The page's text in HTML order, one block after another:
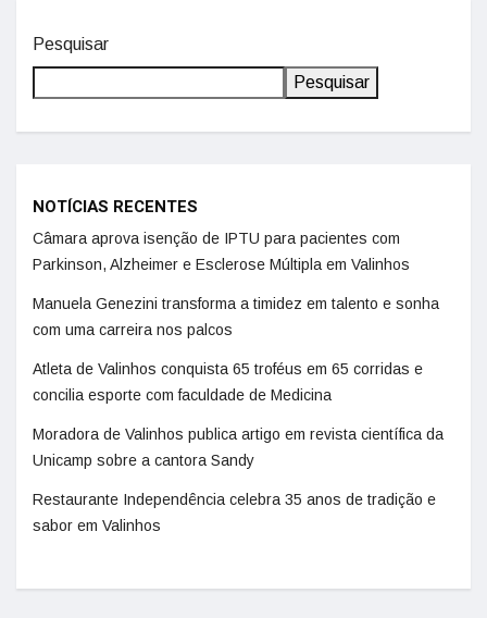
Pesquisar
Pesquisar
NOTÍCIAS RECENTES
Câmara aprova isenção de IPTU para pacientes com
Parkinson, Alzheimer e Esclerose Múltipla em Valinhos
Manuela Genezini transforma a timidez em talento e sonha
com uma carreira nos palcos
Atleta de Valinhos conquista 65 troféus em 65 corridas e
concilia esporte com faculdade de Medicina
Moradora de Valinhos publica artigo em revista científica da
Unicamp sobre a cantora Sandy
Restaurante Independência celebra 35 anos de tradição e
sabor em Valinhos